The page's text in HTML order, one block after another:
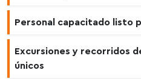
Personal capacitado listo
Excursiones y recorridos
únicos